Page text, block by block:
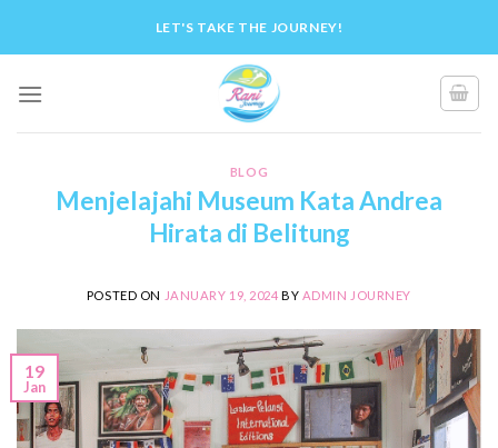
LET'S TAKE THE JOURNEY!
BLOG
Menjelajahi Museum Kata Andrea
Hirata di Belitung
POSTED ON JANUARY 19, 2024 BY ADMIN JOURNEY
19
Jan